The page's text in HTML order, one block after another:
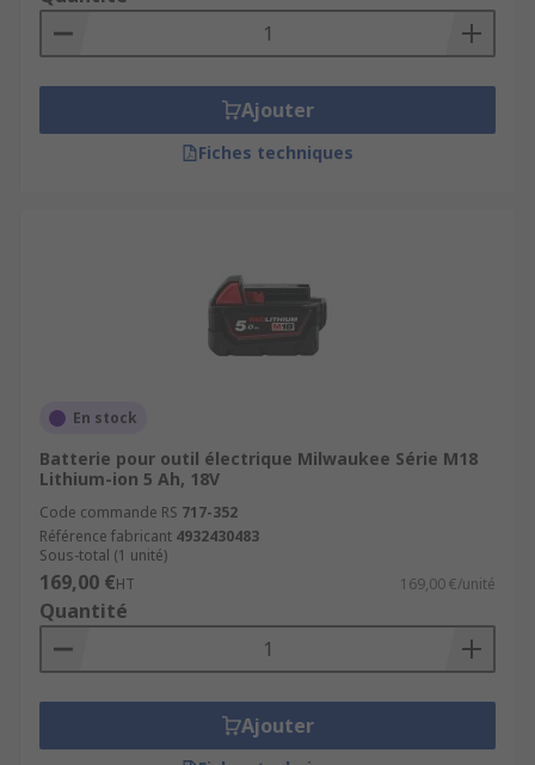
Ajouter
Fiches techniques
En stock
Batterie pour outil électrique Milwaukee Série M18
Lithium-ion 5 Ah, 18V
Code commande RS 717-352
Référence fabricant 4932430483
Sous-total (1 unité)
169,00 €HT 169,00 €/unité
Quantité
Ajouter